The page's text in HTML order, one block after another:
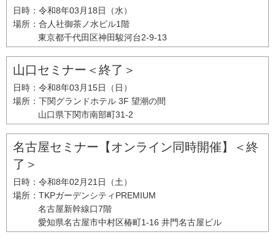
日時： 令和8年03月18日（水）
場所： 合人社御茶ノ水ビル1階
東京都千代田区神田駿河台2-9-13
山口セミナー＜終了＞
日時： 令和8年03月15日（日）
場所： 下関グランドホテル 3F 望潮の間
山口県下関市南部町31-2
名古屋セミナー【オンライン同時開催】＜終
了＞
日時： 令和8年02月21日（土）
場所： TKPガーデンシティPREMIUM
名古屋新幹線口7階
愛知県名古屋市中村区椿町1-16 井門名古屋ビル